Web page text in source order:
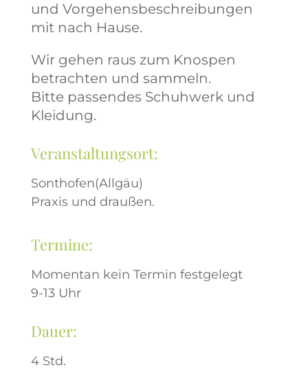
und Vorgehensbeschreibungen
mit nach Hause.
Wir gehen raus zum Knospen
betrachten und sammeln.
Bitte passendes Schuhwerk und
Kleidung.
Veranstaltungsort:
Sonthofen(Allgäu)
Praxis und draußen.
Termine:
Momentan kein Termin festgelegt
9-13 Uhr
Dauer:
4 Std.